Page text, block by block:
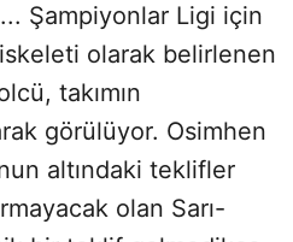
Şampiyonlar Ligi için
olarak belirlenen
takımın
görülüyor. Osimhen
altındaki teklifler
olan Sarı-